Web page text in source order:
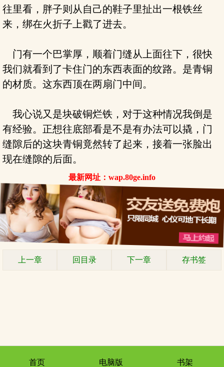
往里看，胖子则从自己的鞋子里扯出一根铁丝
来，绑在火折子上戳了进去。
门有一个巴掌厚，顺着门缝从上面往下，很快
我们就看到了卡住门的东西表面的纹路。是青铜
的材质。这东西顶在两扇门中间。
我心说又是块破铜烂铁，对于这种情况我倒是
有经验。正想往底部看是不是有办法可以撬，门
缝隙后的这块青铜竟然转了起来，接着一张脸出
现在缝隙的后面。
最新网址：wap.80ge.info
上一章 回目录 下一章 存书签
首页 电脑版 书架